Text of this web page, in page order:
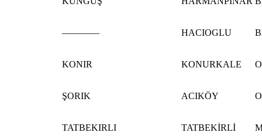
———— HACIOGLU
KONIR KONURKALE
ŞORIK ACIKÖY
TATBEKIRLI TATBEKİRLİ